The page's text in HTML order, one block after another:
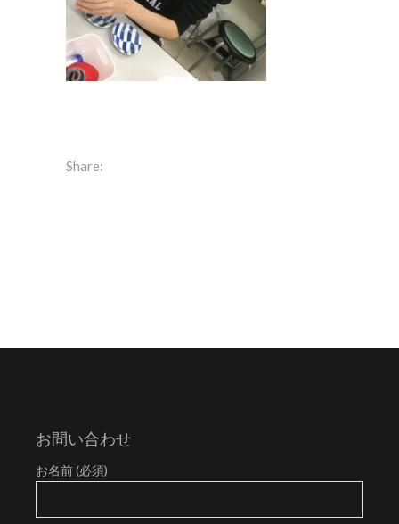
Share:
お問い合わせ
お名前 (必須)